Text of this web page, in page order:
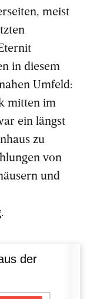
meist
in diesem
Umfeld:
mitten im
ein längst
zu
von
und
der